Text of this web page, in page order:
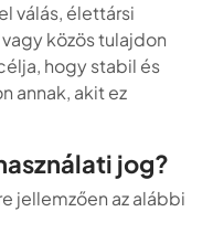
válás, élettársi
közös tulajdon
hogy stabil és
annak, akit ez
jog?
jellemzően az alábbi